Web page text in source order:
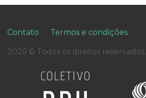
Contato Termos e condições
2026 © Todos os direitos reservados.